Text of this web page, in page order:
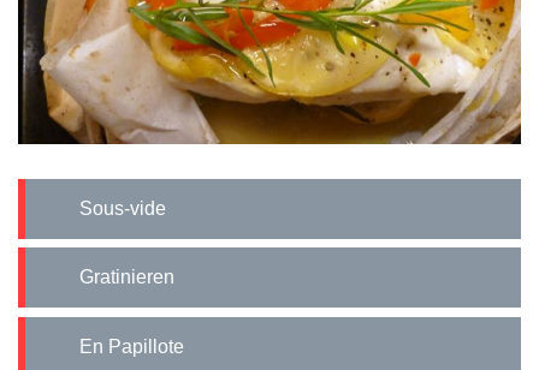
Sous-vide
Gratinieren
En Papillote